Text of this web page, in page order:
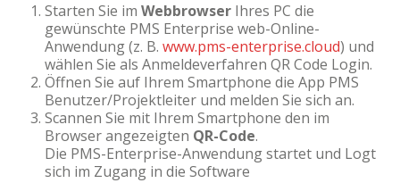
Starten Sie im WebbrowserIhres PC die
gewünschte PMS Enterprise web-Online-
Anwendung (z. B. www.pms-enterprise.cloud) und
wählen Sie als Anmeldeverfahren QR Code Login.
Öffnen Sie auf Ihrem Smartphone die App PMS
Benutzer/Projektleiter und melden Sie sich an.
Scannen Sie mit Ihrem Smartphone den im
Browser angezeigten QR-Code.
Die PMS-Enterprise-Anwendung startet und Logt
sich im Zugang in die Software